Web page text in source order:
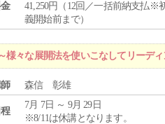
41,250円（12回／一括前納支払※
義開始前まで）
々な展開法を使いこなしてリーディ
森信 彰雄
程
7月 7日 ～ 9月 29日
※8/11は休講となります。